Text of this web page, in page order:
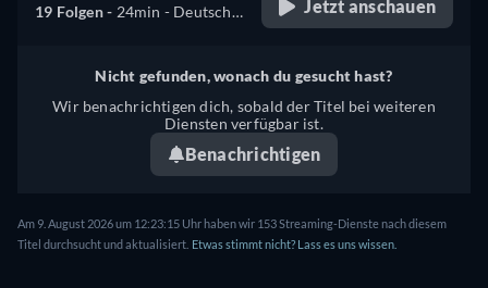
19 Folgen - 24min - Deutsch,
Jetzt anschauen
Nicht gefunden, wonach du gesucht hast?
Wir benachrichtigen dich, sobald der Titel bei weiteren
Diensten verfügbar ist.
Benachrichtigen
Am 9. August 2026 um 12:23:15 Uhr haben wir 153 Streaming-Dienste nach diesem
Titel durchsucht und aktualisiert. Etwas stimmt nicht? Lass es uns wissen.